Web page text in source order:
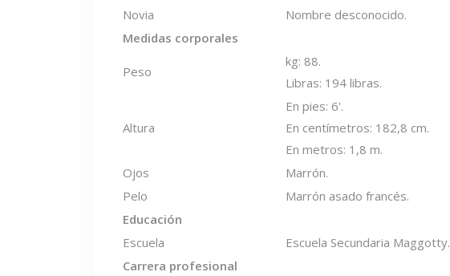
Novia
Nombre desconocido.
Medidas corporales
Peso
kg: 88.
Libras: 194 libras.
Altura
En pies: 6'.
En centímetros: 182,8 cm.
En metros: 1,8 m.
Ojos
Marrón.
Pelo
Marrón asado francés.
Educación
Escuela
Escuela Secundaria Maggotty.
Carrera profesional